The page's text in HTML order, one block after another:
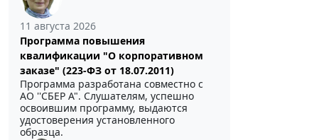
11 августа 2026
Программа повышения
квалификации "О корпоративном
заказе" (223-ФЗ от 18.07.2011)
Программа разработана совместно с
АО ''СБЕР А". Слушателям, успешно
освоившим программу, выдаются
удостоверения установленного
образца.